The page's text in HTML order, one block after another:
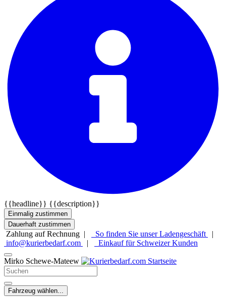
{{headline}} {{description}}
Einmalig zustimmen
Dauerhaft zustimmen
Zahlung auf Rechnung | So finden Sie unser Ladengeschäft
|
info@kurierbedarf.com
| Einkauf für Schweizer Kunden
Mirko Schewe-Mateew
Fahrzeug wählen...